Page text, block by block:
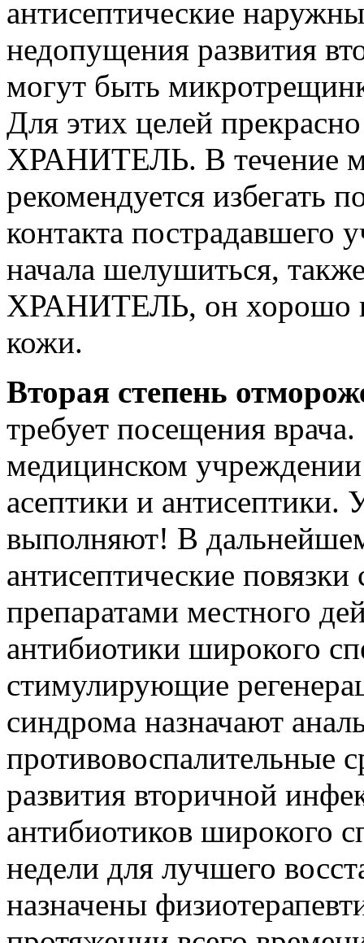
антисептические
недопущения развития
могут быть
Для этих целей
ХРАНИТЕЛЬ. В течение
рекомендуется избегать
контакта пострадавшего
начала шелушиться,
ХРАНИТЕЛЬ, он хорошо
кожи.
Вторая степень
требует посещения
медицинском
асептики и антисептики.
выполняют! В
антисептические
препаратами местного
антибиотики широкого
стимулирующие
синдрома назначают
противовоспалительные
развития вторичной
антибиотиков широкого
недели для лучшего
назначены